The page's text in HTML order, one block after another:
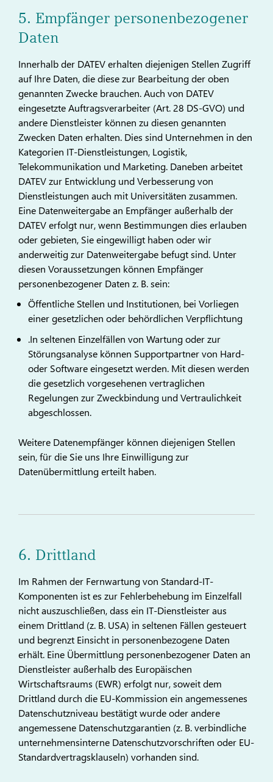
5. Empfänger personenbezogener
Daten
Innerhalb der DATEV erhalten diejenigen Stellen Zugriff
auf Ihre Daten, die diese zur Bearbeitung der oben
genannten Zwecke brauchen. Auch von DATEV
eingesetzte Auftragsverarbeiter (Art. 28 DS-GVO) und
andere Dienstleister können zu diesen genannten
Zwecken Daten erhalten. Dies sind Unternehmen in den
Kategorien IT-Dienstleistungen, Logistik,
Telekommunikation und Marketing. Daneben arbeitet
DATEV zur Entwicklung und Verbesserung von
Dienstleistungen auch mit Universitäten zusammen.
Eine Datenweitergabe an Empfänger außerhalb der
DATEV erfolgt nur, wenn Bestimmungen dies erlauben
oder gebieten, Sie eingewilligt haben oder wir
anderweitig zur Datenweitergabe befugt sind. Unter
diesen Voraussetzungen können Empfänger
personenbezogener Daten z. B. sein:
Öffentliche Stellen und Institutionen, bei Vorliegen
einer gesetzlichen oder behördlichen Verpflichtung
.In seltenen Einzelfällen von Wartung oder zur
Störungsanalyse können Supportpartner von Hard-
oder Software eingesetzt werden. Mit diesen werden
die gesetzlich vorgesehenen vertraglichen
Regelungen zur Zweckbindung und Vertraulichkeit
abgeschlossen.
Weitere Datenempfänger können diejenigen Stellen
sein, für die Sie uns Ihre Einwilligung zur
Datenübermittlung erteilt haben.
6. Drittland
Im Rahmen der Fernwartung von Standard-IT-
Komponenten ist es zur Fehlerbehebung im Einzelfall
nicht auszuschließen, dass ein IT-Dienstleister aus
einem Drittland (z. B. USA) in seltenen Fällen gesteuert
und begrenzt Einsicht in personenbezogene Daten
erhält. Eine Übermittlung personenbezogener Daten an
Dienstleister außerhalb des Europäischen
Wirtschaftsraums (EWR) erfolgt nur, soweit dem
Drittland durch die EU-Kommission ein angemessenes
Datenschutzniveau bestätigt wurde oder andere
angemessene Datenschutzgarantien (z. B. verbindliche
unternehmensinterne Datenschutzvorschriften oder EU-
Standardvertragsklauseln) vorhanden sind.